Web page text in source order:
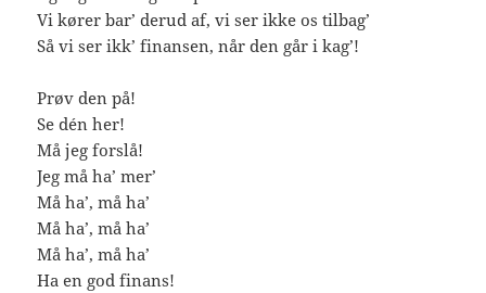
Vi kører bar’ derud af, vi ser ikke os tilbag’
Så vi ser ikk’ finansen, når den går i kag’!
Prøv den på!
Se dén her!
Må jeg forslå!
Jeg må ha’ mer’
Må ha’, må ha’
Må ha’, må ha’
Må ha’, må ha’
Ha en god finans!